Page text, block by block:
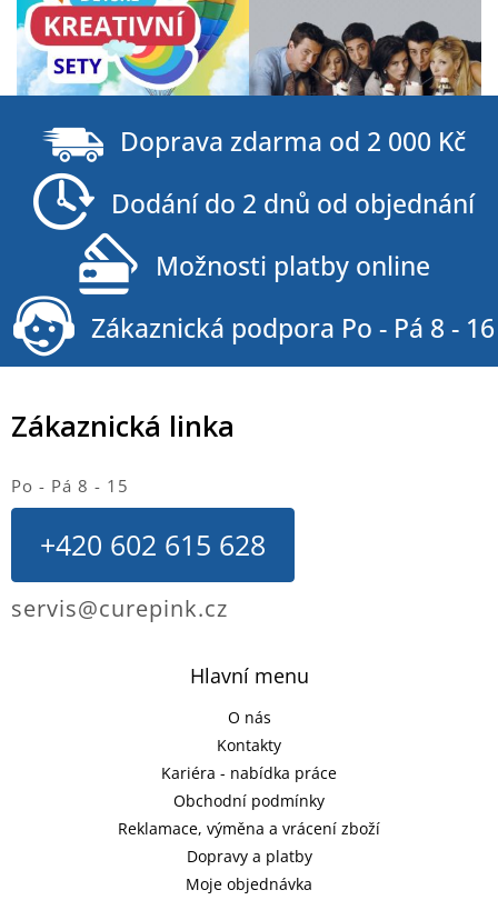
Hlavní menu
O nás
Kontakty
Kariéra - nabídka práce
Obchodní podmínky
Reklamace, výměna a vrácení zboží
Dopravy a platby
Moje objednávka
Zákaznická linka
Po - Pá 8 - 15
+420 602 615 628
servis@curepink.cz
Doprava zdarma od 2 000 Kč
Dodání do 2 dnů od objednání
Možnosti platby online
Zákaznická podpora Po - Pá 8 - 16